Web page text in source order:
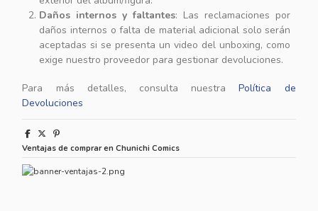
Daños internos y faltantes: Las reclamaciones por
daños internos o falta de material adicional solo serán
aceptadas si se presenta un video del unboxing, como
exige nuestro proveedor para gestionar devoluciones.
Para más detalles, consulta nuestra
Política de
Devoluciones
Ventajas de comprar en Chunichi Comics